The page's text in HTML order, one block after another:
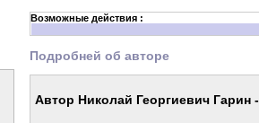
Возможные действия :
Подробней об авторе
Автор Николай Георгиевич Гарин